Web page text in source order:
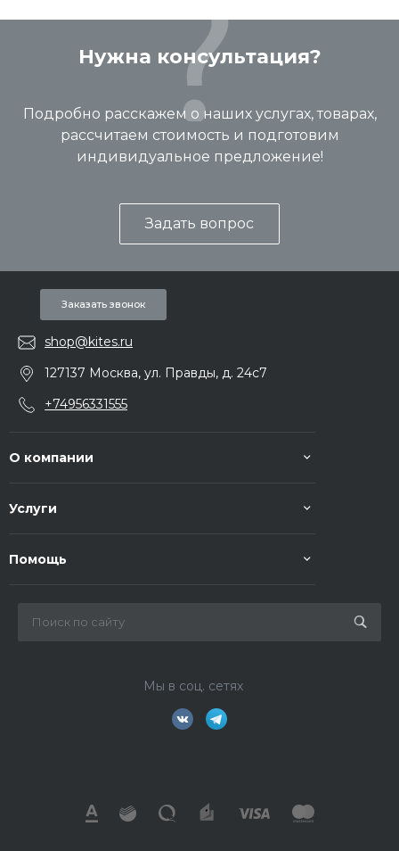
Нужна консультация?
Подробно расскажем о наших услугах, товарах,
рассчитаем стоимость и подготовим
индивидуальное предложение!
Задать вопрос
Заказать звонок
shop@kites.ru
127137 Москва, ул. Правды, д. 24с7
+74956331555
О компании
Услуги
Помощь
Мы в соц. сетях